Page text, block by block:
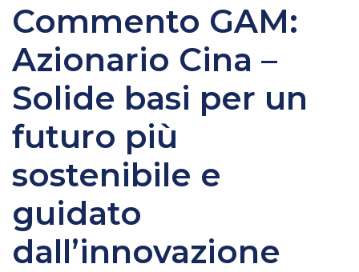
Commento GAM:
Azionario Cina –
Solide basi per un
futuro più
sostenibile e
guidato
dall’innovazione